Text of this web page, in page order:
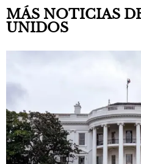
MÁS NOTICIAS
UNIDOS